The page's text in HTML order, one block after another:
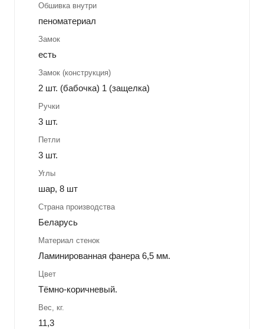
Обшивка внутри
пеноматериал
Замок
есть
Замок (конструкция)
2 шт. (бабочка) 1 (защелка)
Ручки
3 шт.
Петли
3 шт.
Углы
шар, 8 шт
Страна производства
Беларусь
Материал стенок
Ламинированная фанера 6,5 мм.
Цвет
Тёмно-коричневый.
Вес, кг.
11,3